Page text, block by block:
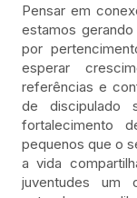
Pensar em
estamos
por
esperar
referências e
de discipulado
fortalecimento
pequenos que o
a vida
juventudes um